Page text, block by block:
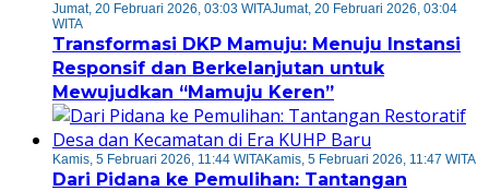
Jumat, 20 Februari 2026, 03:03 WITAJumat, 20 Februari 2026, 03:04
WITA
Transformasi DKP Mamuju: Menuju Instansi
Responsif dan Berkelanjutan untuk
Mewujudkan “Mamuju Keren”
Kamis, 5 Februari 2026, 11:44 WITAKamis, 5 Februari 2026, 11:47 WITA
Dari Pidana ke Pemulihan: Tantangan